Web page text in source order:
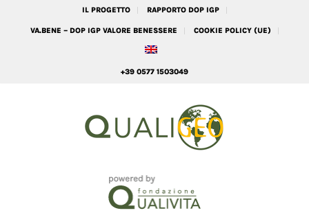
IL PROGETTO RAPPORTO DOP IGP
VA.BENE – DOP IGP VALORE BENESSERE COOKIE POLICY (UE)
+39 0577 1503049